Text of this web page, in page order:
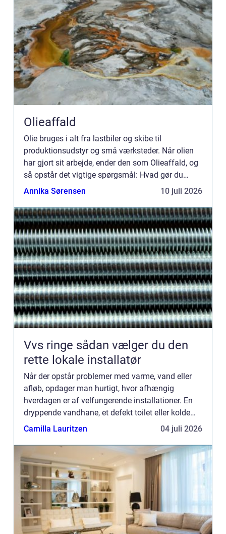
Olieaffald
Olie bruges i alt fra lastbiler og skibe til
produktionsudstyr og små værksteder. Når olien
har gjort sit arbejde, ender den som Olieaffald, og
så opstår det vigtige spørgsmål: Hvad gør du
ansvarligt, sikkert og lovligt med det? Forkert
Annika Sørensen 10 juli 2026
Vvs ringe sådan vælger du den
rette lokale installatør
Når der opstår problemer med varme, vand eller
afløb, opdager man hurtigt, hvor afhængig
hverdagen er af velfungerende installationer. En
dryppende vandhane, et defekt toilet eller kolde
radiatorer kan virke som småting, men de kan
Camilla Lauritzen 04 juli 2026